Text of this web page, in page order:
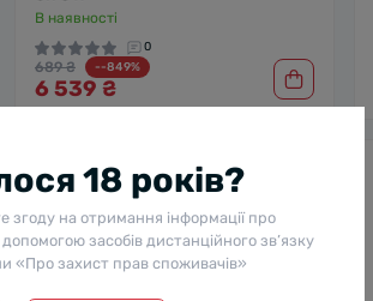
В наявності
0
689 ₴ --849%
6 539 ₴
18 років?
на отримання інформації про
засобів дистанційного зв’язку
«Про захист прав споживачів»